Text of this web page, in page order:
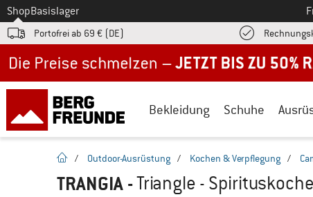
Zum
ShopBasislager
Portofrei ab 69 € (DE)
Bekleidung Schuhe
Startseite
/ Outdoor-Ausrüstung / Kochen & Verpflegung /
TRANGIA -Triangle -